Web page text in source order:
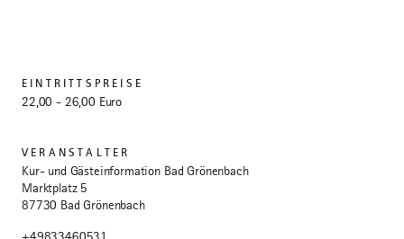
EINTRITTSPREISE
22,00 - 26,00 Euro
VERANSTALTER
Kur- und Gästeinformation Bad Grönenbach
Marktplatz 5
87730 Bad Grönenbach